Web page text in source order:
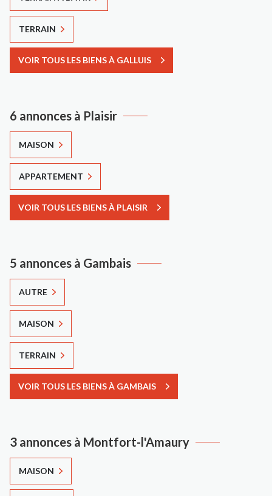
TERRAIN
VOIR TOUS LES BIENS À GALLUIS
6 annonces à Plaisir
MAISON
APPARTEMENT
VOIR TOUS LES BIENS À PLAISIR
5 annonces à Gambais
AUTRE
MAISON
TERRAIN
VOIR TOUS LES BIENS À GAMBAIS
3 annonces à Montfort-l'Amaury
MAISON